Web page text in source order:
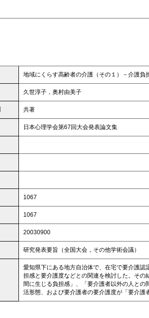
地域にくらす高齢者の介護（その１）－介護負
久世淳子，奥村由美子
共著
日本心理学会第67回大会発表論文集
1067
1067
20030900
研究発表要旨（全国大会，その他学術会議）
愛知県下にある地方自治体で、在宅で要介護
担感と要介護度などとの関連を検討した。そ
間に生じる負担感」、「要介護者以外の人と
活形態、および要介護者の要介護度が「要介